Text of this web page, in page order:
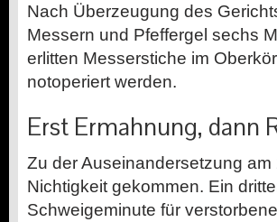
Nach Überzeugung des
Messern und Pfeffergel sechs
erlitten Messerstiche im
notoperiert werden.
Erst Ermahnung, dann
Zu der Auseinandersetzung
Nichtigkeit gekommen. Ein
Schweigeminute für